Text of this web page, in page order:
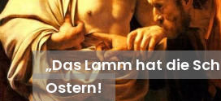
„Das Lamm hat die
Ostern!